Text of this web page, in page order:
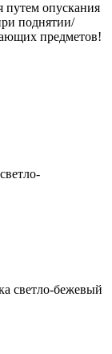
путем опускания
поднятии/
предметов!
светло-бежевый